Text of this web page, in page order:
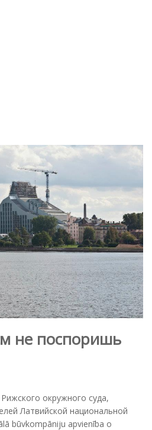
не поспоришь
окружного суда,
Латвийской национальной
būvkompāniju apvienība о